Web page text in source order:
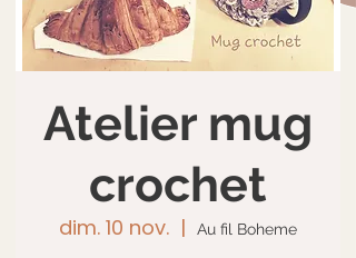
Atelier mug
crochet
dim. 10 nov.
  |
Au fil Boheme